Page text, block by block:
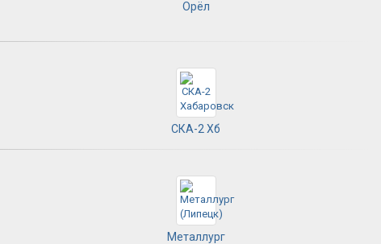
Орёл
СКА-2 Хб
Металлург